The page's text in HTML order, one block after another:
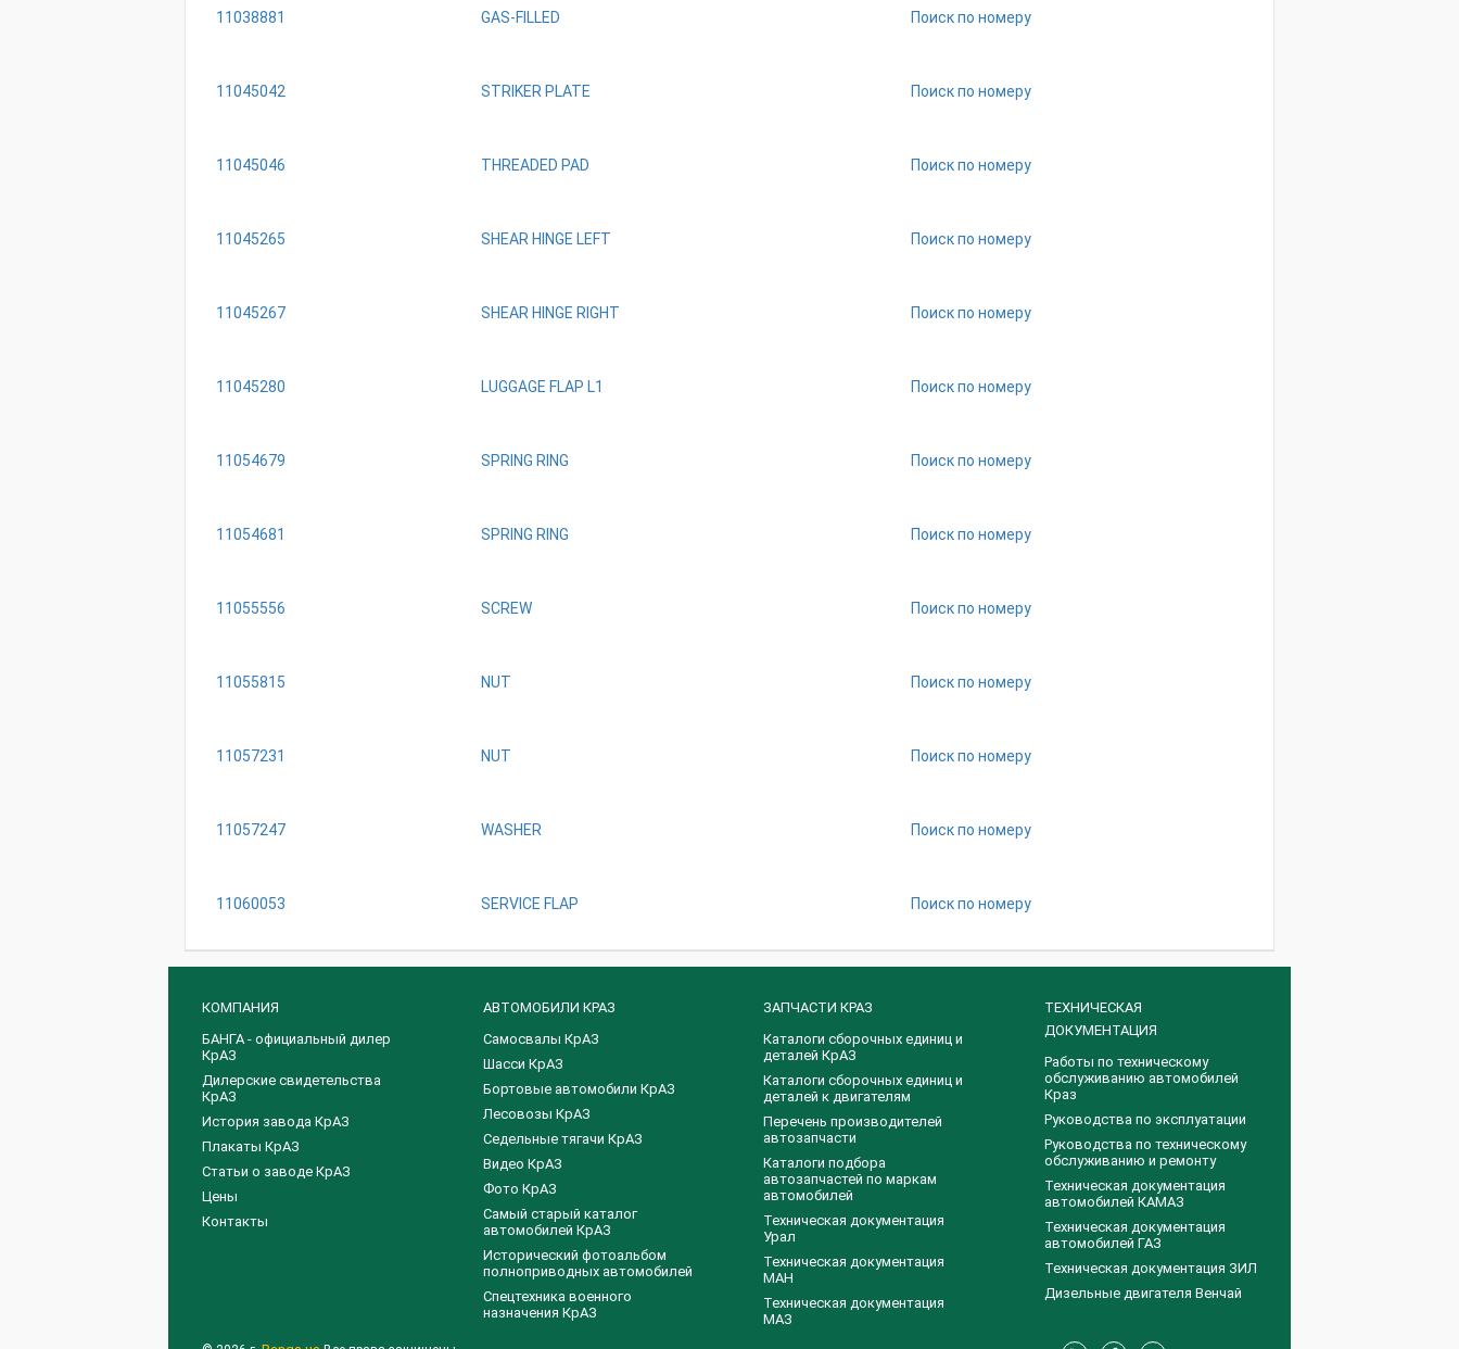
11038881 GAS-FILLED Поиск по номеру
11045042 STRIKER PLATE Поиск по номеру
11045046 THREADED PAD Поиск по номеру
11045265 SHEAR HINGE LEFT Поиск по номеру
11045267 SHEAR HINGE RIGHT Поиск по номеру
11045280 LUGGAGE FLAP L1 Поиск по номеру
11054679 SPRING RING Поиск по номеру
11054681 SPRING RING Поиск по номеру
11055556 SCREW Поиск по номеру
11055815 NUT Поиск по номеру
11057231 NUT Поиск по номеру
11057247 WASHER Поиск по номеру
11060053 SERVICE FLAP Поиск по номеру
КОМПАНИЯ
БАНГА - официальный дилер
КрАЗ
Дилерские свидетельства
КрАЗ
История завода КрАЗ
Плакаты КрАЗ
Статьи о заводе КрАЗ
Цены
Контакты
АВТОМОБИЛИ КРАЗ
Самосвалы КрАЗ
Шасси КрАЗ
Бортовые автомобили КрАЗ
Лесовозы КрАЗ
Седельные тягачи КрАЗ
Видео КрАЗ
Фото КрАЗ
Самый старый каталог
автомобилей КрАЗ
Исторический фотоальбом
полноприводных автомобилей
Спецтехника военного
назначения КрАЗ
ЗАПЧАСТИ КРАЗ
Каталоги сборочных единиц и
деталей КрАЗ
​Каталоги сборочных единиц и
деталей к двигателям
Перечень производителей
автозапчасти
Каталоги подбора
автозапчастей по маркам
автомобилей
Техническая документация
Урал
Техническая документация
МАН
Техническая документация
МАЗ
ТЕХНИЧЕСКАЯ
ДОКУМЕНТАЦИЯ
Работы по техническому
обслуживанию автомобилей
Краз
Руководства по эксплуатации
Руководства по техническому
обслуживанию и ремонту
Техническая документация
автомобилей КАМАЗ
Техническая документация
автомобилей ГАЗ
Техническая документация ЗИЛ
Дизельные двигателя Венчай